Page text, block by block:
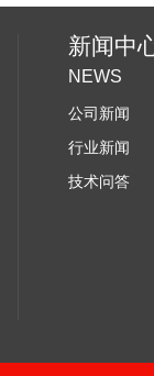
新闻中
NEWS
公司新闻
行业新闻
技术问答